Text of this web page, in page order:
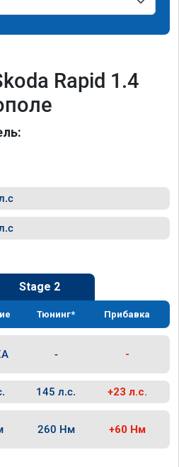
Rapid 1.4
Stage 2
Тюнинг* Прибавка
- -
145 л.с. +23 л.с.
260 Нм +60 Нм